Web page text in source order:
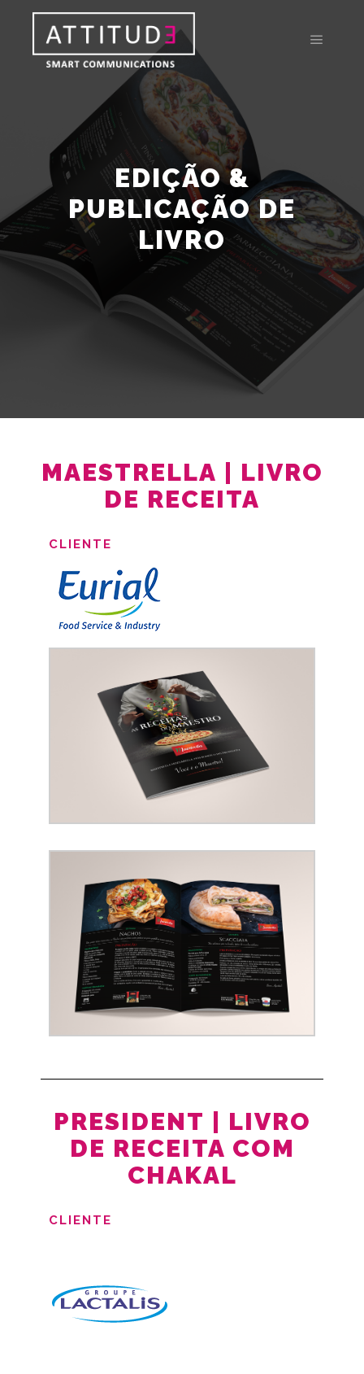
EDIÇÃO &
PUBLICAÇÃO DE
LIVRO
MAESTRELLA | LIVRO
DE RECEITA
CLIENTE
PRESIDENT | LIVRO
DE RECEITA COM
CHAKAL
CLIENTE